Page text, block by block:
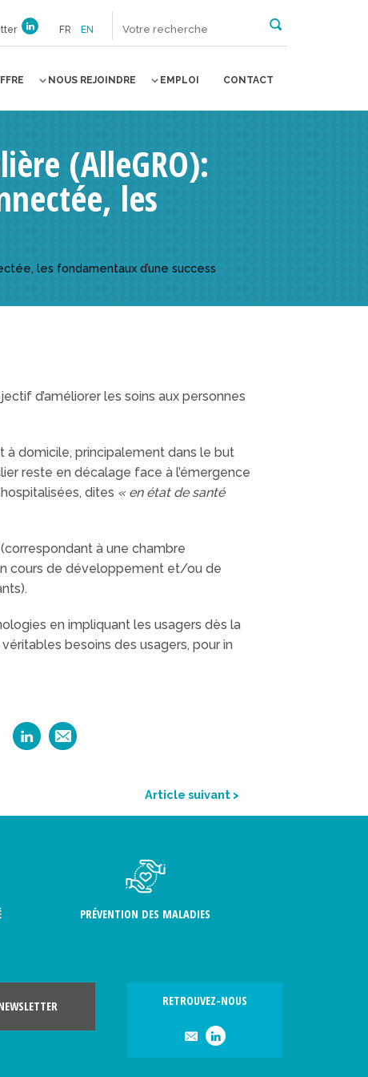
FR EN
NOUS REJOINDRE EMPLOI CONTACT
(AlleGRO):
les
les fondamentaux d’une success
d’améliorer les soins aux personnes
domicile, principalement dans le but
reste en décalage face à l’émergence
dites « en état de santé
(correspondant à une chambre
cours de développement et/ou de
en impliquant les usagers dès la
besoins des usagers, pour in
Article suivant >
PRÉVENTION DES MALADIES
RETROUVEZ-NOUS